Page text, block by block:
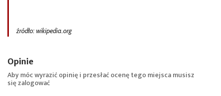
źródło: wikipedia.org
Opinie
Aby móc wyrazić opinię i przesłać ocenę tego miejsca musisz
sięzalogować